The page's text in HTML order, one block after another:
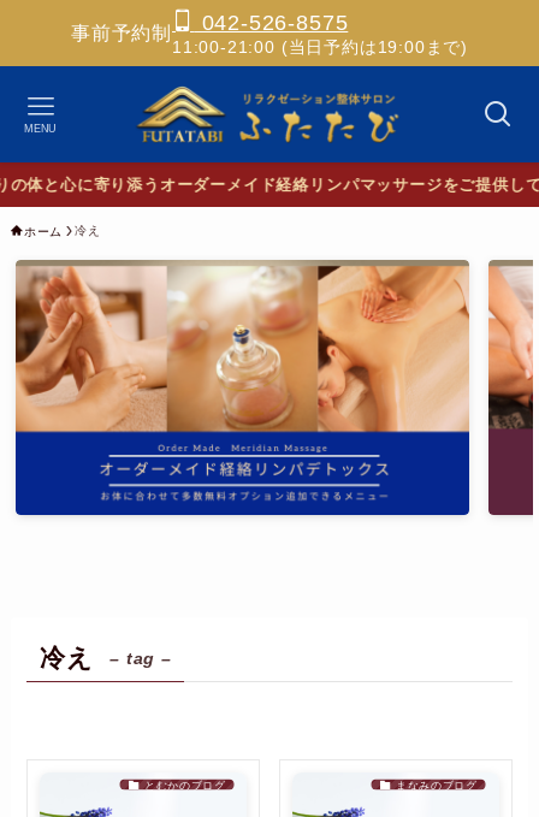
事前予約制 042-526-8575
11:00-21:00 (当日予約は19:00まで)
MENU
と心に寄り添うオーダーメイド経絡リンパマッサージをご提供して
ホーム 冷え
冷え – tag –
とむかのブログ まなみのブログ